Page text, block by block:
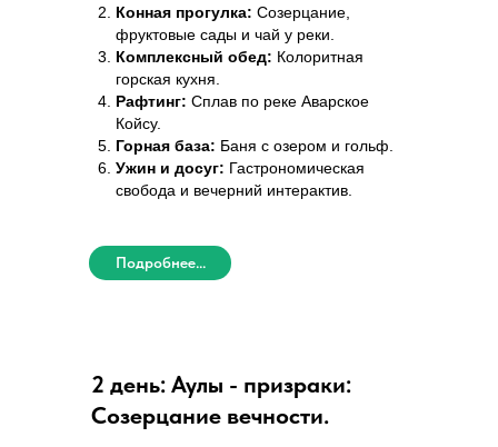
Конная прогулка: Созерцание,
фруктовые сады и чай у реки.
Комплексный обед: Колоритная
горская кухня.
Рафтинг: Сплав по реке Аварское
Койсу.
Горная база: Баня с озером и гольф.
Ужин и досуг: Гастрономическая
свобода и вечерний интерактив.
2 день: Аулы - призраки:
Созерцание вечности.
Подробнее...